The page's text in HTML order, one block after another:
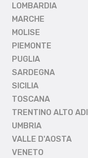
LOMBARDIA
MARCHE
MOLISE
PIEMONTE
PUGLIA
SARDEGNA
SICILIA
TOSCANA
TRENTINO ALTO
UMBRIA
VALLE D'AOSTA
VENETO